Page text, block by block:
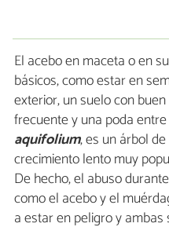
El acebo en maceta o en
básicos, como estar en
exterior, un suelo con
frecuente y una poda
aquifolium, es un árbol
crecimiento lento muy
De hecho, el abuso
como el acebo y el
a estar en peligro y